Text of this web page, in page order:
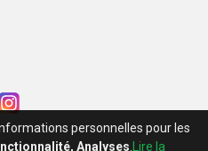
personnelles pour les
Analyses Lire la